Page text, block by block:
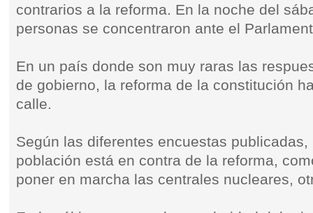
contrarios a la reforma. En la noche del
personas se concentraron ante el
En un país donde son muy raras las
de gobierno, la reforma de la constitución
calle.
Según las diferentes encuestas
población está en contra de la reforma,
poner en marcha las centrales nucleares,